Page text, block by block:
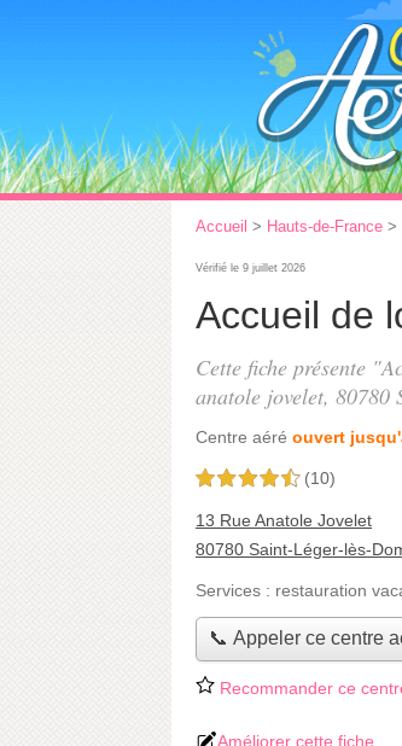
Accueil > Hauts-de-France >
Vérifié le 9 juillet 2026
Accueil de
Cette fiche présente
anatole jovelet, 80780
Centre aéré ouvert
4,5 étoiles sur 5 (10)
13 Rue Anatole Jovelet
80780 Saint-Léger-lès-
Services : restauration
📞 Appeler ce centre
Recommander ce
Améliorer cette fiche